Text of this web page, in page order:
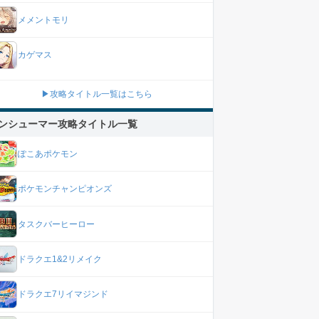
メメントモリ
カゲマス
▶攻略タイトル一覧はこちら
シューマー攻略タイトル一覧
ぽこあポケモン
ポケモンチャンピオンズ
タスクバーヒーロー
ドラクエ1&2リメイク
ドラクエ7リイマジンド